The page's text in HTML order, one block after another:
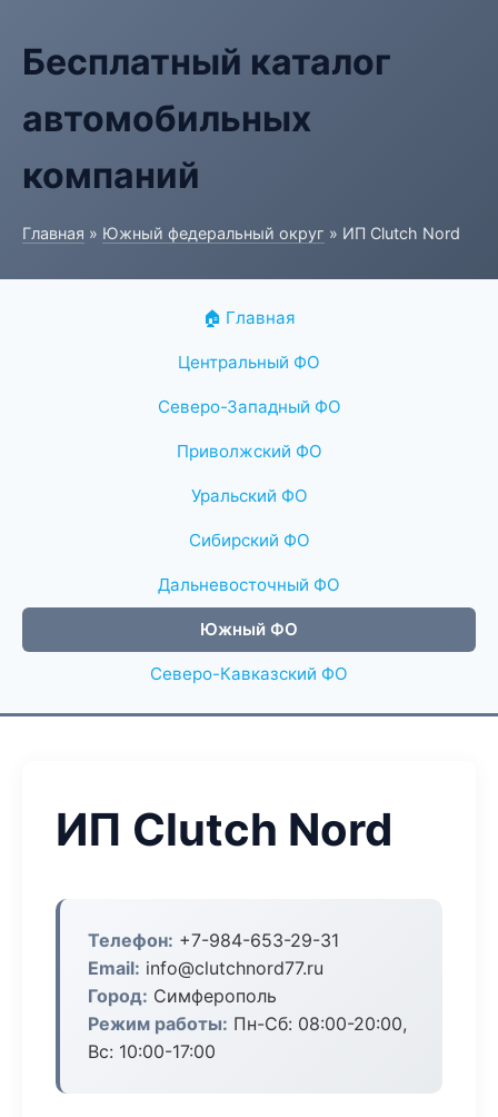
Бесплатный каталог
автомобильных
компаний
Главная » Южный федеральный округ » ИП Clutch Nord
🏠 Главная
Центральный ФО
Северо-Западный ФО
Приволжский ФО
Уральский ФО
Сибирский ФО
Дальневосточный ФО
Южный ФО
Северо-Кавказский ФО
ИП Clutch Nord
Телефон: +7-984-653-29-31
Email: info@clutchnord77.ru
Город: Симферополь
Режим работы: Пн-Сб: 08:00-20:00,
Вс: 10:00-17:00